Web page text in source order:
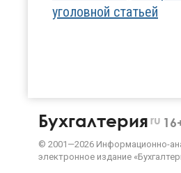
уголовной статьей
Бухгалтерия ru
© 2001—2026 Информационно-
электронное издание